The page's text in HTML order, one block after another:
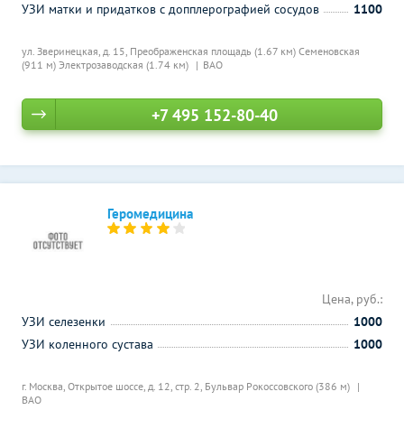
ул. Зверинецкая, д. 15, Преображенская площадь (1.67 км) Семеновская
(911 м) Электрозаводская (1.74 км) ВАО
УЗИ матки и придатков с допплерографией сосудов
1100
+7 495 152-80-40
Геромедицина
г. Москва, Открытое шоссе, д. 12, стр. 2, Бульвар Рокоссовского (386 м)
ВАО
Цена, руб.:
УЗИ селезенки
1000
УЗИ коленного сустава
1000